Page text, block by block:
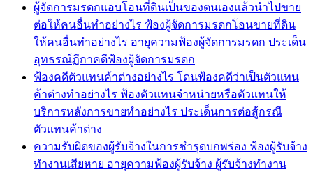
ผู้จัดการมรดกแอบโอนที่ดินเป็นของตนเองแล้วนำไปขาย
ต่อให้คนอื่นทำอย่างไร ฟ้องผู้จัดการมรดกโอนขายที่ดิน
ให้คนอื่นทำอย่างไร อายุความฟ้องผู้จัดการมรดก ประเด็น
อุทธรณ์ฏีกาคดีฟ้องผู้จัดการมรดก
ฟ้องคดีตัวแทนค้าต่างอย่างไร โดนฟ้องคดีว่าเป็นตัวแทน
ค้าต่างทำอย่างไร ฟ้องตัวแทนจำหน่ายหรือตัวแทนให้
บริการหลังการขายทำอย่างไร ประเด็นการต่อสู้กรณี
ตัวแทนค้าต่าง
ความรับผิดของผู้รับจ้างในการชำรุดบกพร่อง ฟ้องผู้รับจ้าง
ทำงานเสียหาย อายุความฟ้องผู้รับจ้าง ผู้รับจ้างทำงาน